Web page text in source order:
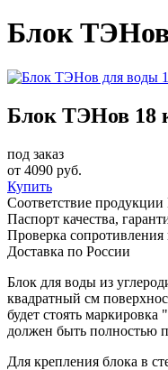
Блок ТЭНов
Блок ТЭНов 18
под заказ
от 4090 руб.
Купить
Соответствие
Паспорт качества,
Проверка сопротивления
Доставка по России
Блок для воды из
квадратный см
будет стоять маркировка
должен быть полностью
Для крепления блока в